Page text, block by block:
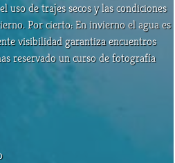
uso de trajes secos y las condiciones
Por cierto: En invierno el agua es
visibilidad garantiza encuentros
reservado un curso de fotografía